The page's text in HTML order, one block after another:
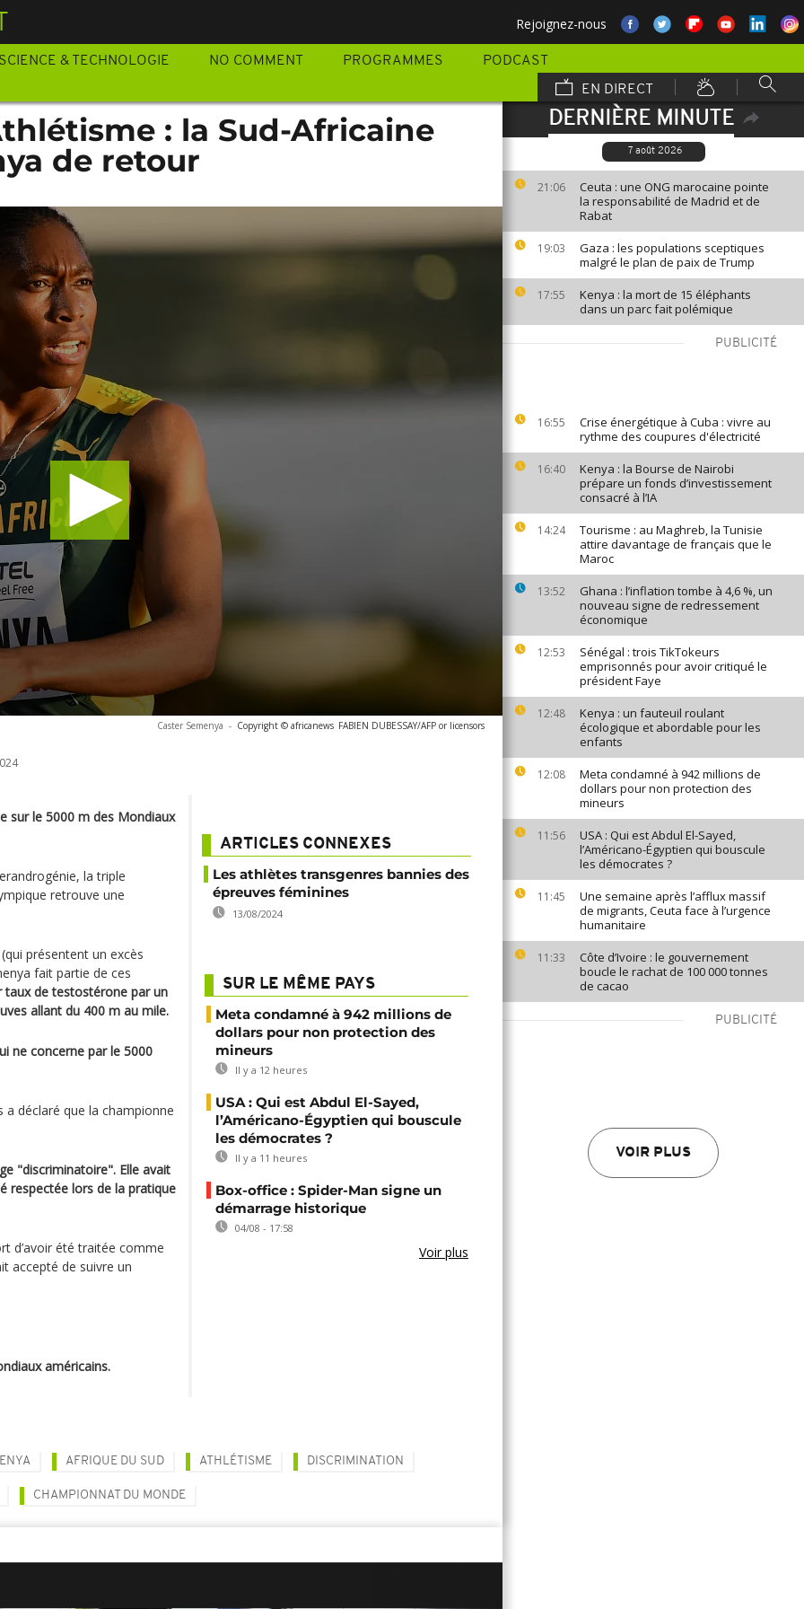
Rejoignez-nous
SCIENCE & TECHNOLOGIE NO COMMENT PROGRAMMES
PODCAST
EN DIRECT
DERNIÈRE MINUTE
7 août 2026
21:06
Ceuta : une ONG marocaine pointe
la responsabilité de Madrid et de
Rabat
19:03
Gaza : les populations sceptiques
malgré le plan de paix de Trump
17:55
Kenya : la mort de 15 éléphants
dans un parc fait polémique
PUBLICITÉ
16:55
Crise énergétique à Cuba : vivre au
rythme des coupures d'électricité
16:40
Kenya : la Bourse de Nairobi
prépare un fonds d’investissement
consacré à l’IA
14:24
Tourisme : au Maghreb, la Tunisie
attire davantage de français que le
Maroc
13:52
Ghana : l’inflation tombe à 4,6 %, un
nouveau signe de redressement
économique
12:53
Sénégal : trois TikTokeurs
emprisonnés pour avoir critiqué le
président Faye
12:48
Kenya : un fauteuil roulant
écologique et abordable pour les
enfants
12:08
Meta condamné à 942 millions de
dollars pour non protection des
mineurs
11:56
USA : Qui est Abdul El-Sayed,
l’Américano-Égyptien qui bouscule
les démocrates ?
11:45
Une semaine après l’afflux massif
de migrants, Ceuta face à l’urgence
humanitaire
11:33
Côte d’Ivoire : le gouvernement
boucle le rachat de 100 000 tonnes
de cacao
PUBLICITÉ
VOIR PLUS
: la Sud-Africaine
de retour
Caster Semenya - Copyright © africanews FABIEN DUBESSAY/AFP or licensors
sur le 5000 m des Mondiaux
la triple
retrouve une
présentent un excès
fait partie de ces
taux de testostérone par un
allant du 400 m au mile.
ne concerne par le 5000
a déclaré que la championne
"discriminatoire". Elle avait
respectée lors de la pratique
d’avoir été traitée comme
accepté de suivre un
américains.
ARTICLES CONNEXES
Les athlètes transgenres bannies des
épreuves féminines
13/08/2024
SUR LE MÊME PAYS
Meta condamné à 942 millions de
dollars pour non protection des
mineurs
Il y a 12 heures
USA : Qui est Abdul El-Sayed,
l’Américano-Égyptien qui bouscule
les démocrates ?
Il y a 11 heures
Box-office : Spider-Man signe un
démarrage historique
04/08 - 17:58
Voir plus
AFRIQUE DU SUD ATHLÉTISME DISCRIMINATION
CHAMPIONNAT DU MONDE